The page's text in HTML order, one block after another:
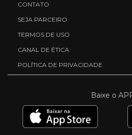
CONTATO
SEJA PARCEIRO
TERMOS DE USO
CANAL DE ÉTICA
POLÍTICA DE PRIVACIDADE
Baixe o